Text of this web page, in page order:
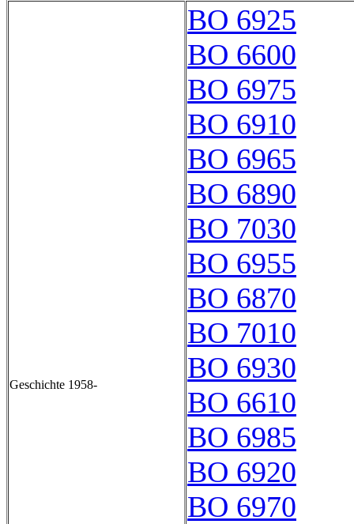
Geschichte 1958-
BO 6925
BO 6600
BO 6975
BO 6910
BO 6965
BO 6890
BO 7030
BO 6955
BO 6870
BO 7010
BO 6930
BO 6610
BO 6985
BO 6920
BO 6970